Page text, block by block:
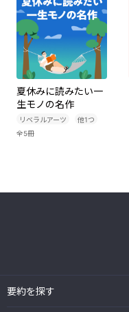
夏休みに読みたい一
生モノの名作
リベラルアーツ 他1つ
全5冊
要約を探す